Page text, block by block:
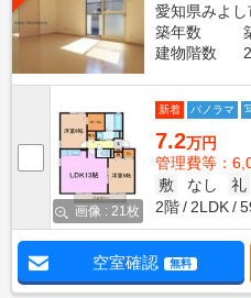
愛知県みよ
築年数
建物階数
画像 : 21枚
新着 パノラマ
7.2万円
管理費等：
敷
なし 礼
2階
2LDK
空室確認 無料